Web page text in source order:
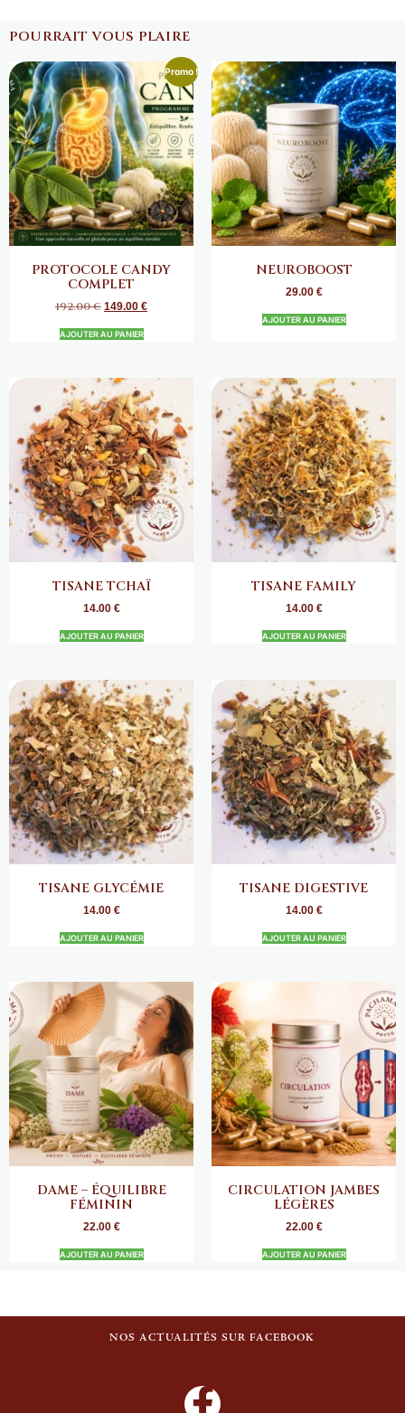
POURRAIT VOUS PLAIRE
Promo !
PROTOCOLE CANDY
COMPLET
192.00€ 149.00 €
AJOUTER AU PANIER
NEUROBOOST
29.00 €
AJOUTER AU PANIER
TISANE TCHAÏ
14.00 €
AJOUTER AU PANIER
TISANE FAMILY
14.00 €
AJOUTER AU PANIER
TISANE GLYCÉMIE
14.00 €
AJOUTER AU PANIER
TISANE DIGESTIVE
14.00 €
AJOUTER AU PANIER
DAME – ÉQUILIBRE
FÉMININ
22.00 €
AJOUTER AU PANIER
CIRCULATION JAMBES
LÉGÈRES
22.00 €
AJOUTER AU PANIER
NOS ACTUALITÉS SUR FACEBOOK